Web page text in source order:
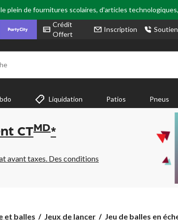
plein de fournitures scolaires, d'articles
Crédit
Offert
Inscription Soutien
Liquidation Patios Pneus
CT MD*
avant taxes. Des conditions
et balles Jeux de lancer
Jeu
Jeu de balles en